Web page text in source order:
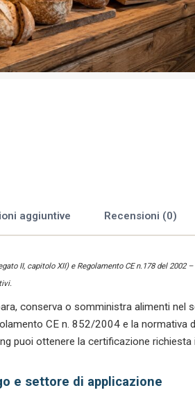
aggiuntive Recensioni (0)
II, capitolo XII) e Regolamento CE n.178 del
conserva o somministra alimenti nel
CE n. 852/2004 e la normativa
puoi ottenere la certificazione
e settore di applicazione